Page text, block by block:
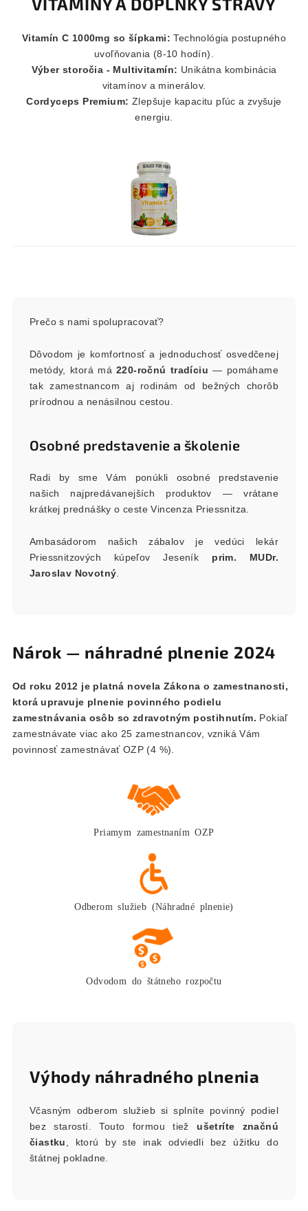
Vitamín C 1000mg so šípkami: Technológia postupného
uvoľňovania (8-10 hodín).
Výber storočia - Multivitamín: Unikátna kombinácia
vitamínov a minerálov.
Cordyceps Premium: Zlepšuje kapacitu pľúc a zvyšuje
energiu.
Prečo s nami spolupracovať?
Dôvodom je komfortnosť a jednoduchosť osvedčenej
metódy, ktorá má220-ročnú tradíciu — pomáhame
tak zamestnancom aj rodinám od bežných chorôb
prírodnou a nenásilnou cestou.
Osobné predstavenie a školenie
Radi by sme Vám ponúkli osobné predstavenie
našich najpredávanejších produktov — vrátane
krátkej prednášky o ceste Vincenza Priessnitza.
Ambasádorom našich zábalov je vedúci lekár
Priessnitzových kúpeľov Jeseník prim. MUDr.
Jaroslav Novotný.
Nárok — náhradné plnenie 2024
Od roku 2012 je platná novela Zákona o zamestnanosti,
ktorá upravuje plnenie povinného podielu
zamestnávania osôb so zdravotným postihnutím. Pokiaľ
zamestnávate viac ako 25 zamestnancov, vzniká Vám
povinnosť zamestnávať OZP (4 %).
Priamym zamestnaním OZP
Odberom služieb (Náhradné plnenie)
Odvodom do štátneho rozpočtu
Výhody náhradného plnenia
Včasným odberom služieb si splníte povinný podiel
bez starostí. Touto formou tiežušetríte značnú
čiastku, ktorú by ste inak odviedli bez úžitku do
štátnej pokladne.